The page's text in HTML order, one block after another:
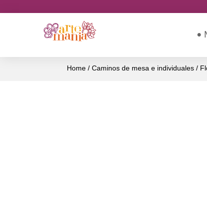
•
Home /Caminos de mesa e individuales /